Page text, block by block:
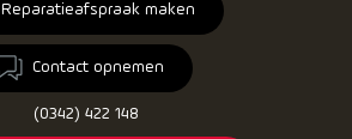
Reparatieafspraak maken
Contact opnemen
(0342) 422 148